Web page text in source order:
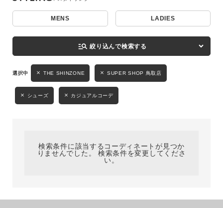
キーワード
性別
MENS LADIES
ブランド
MENS LADIES
manage_search 絞り込んで検索する
THE SHINZONE SUPER SHOP 鳥取店
シューズ カジュアルコーデ
検索条件に該当するコーディネートが見つか
りませんでした。 検索条件を変更してくださ
い。